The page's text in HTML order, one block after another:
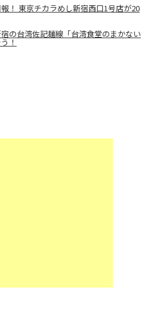
！ 東京チカラめし新宿西口1号店が20
台湾佐記麺線「台湾食堂のまかない
！